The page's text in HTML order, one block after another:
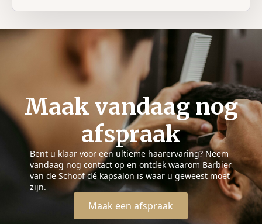
Maak vandaag nog
afspraak
Bent u klaar voor een ultieme haarervaring? Neem
vandaag nog contact op en ontdek waarom Barbier
van de Schoof dé kapsalon is waar u geweest moet
zijn.
Maak een afspraak